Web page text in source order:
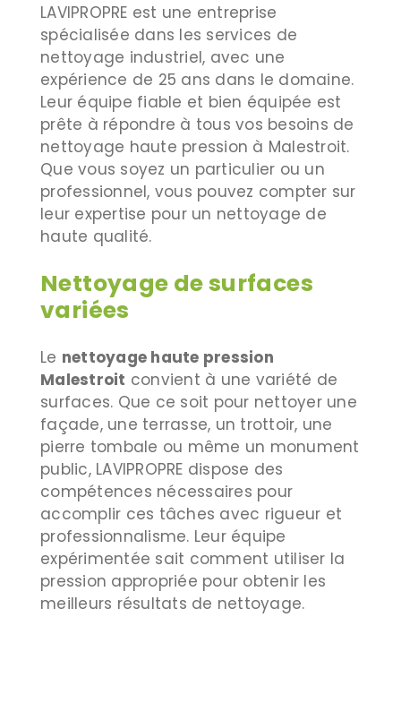
LAVIPROPRE est une entreprise
spécialisée dans les services de
nettoyage industriel, avec une
expérience de 25 ans dans le domaine.
Leur équipe fiable et bien équipée est
prête à répondre à tous vos besoins de
nettoyage haute pression à Malestroit.
Que vous soyez un particulier ou un
professionnel, vous pouvez compter sur
leur expertise pour un nettoyage de
haute qualité.
Nettoyage de surfaces
variées
Le nettoyage haute pression
Malestroit convient à une variété de
surfaces. Que ce soit pour nettoyer une
façade, une terrasse, un trottoir, une
pierre tombale ou même un monument
public, LAVIPROPRE dispose des
compétences nécessaires pour
accomplir ces tâches avec rigueur et
professionnalisme. Leur équipe
expérimentée sait comment utiliser la
pression appropriée pour obtenir les
meilleurs résultats de nettoyage.